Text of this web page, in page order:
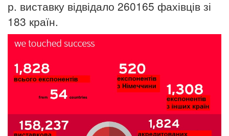
р. виставку відвідало 260165 фахівців зі
183 країн.